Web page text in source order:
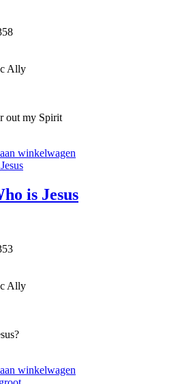
Ally
out my Spirit
winkelwagen
is Jesus
Ally
winkelwagen